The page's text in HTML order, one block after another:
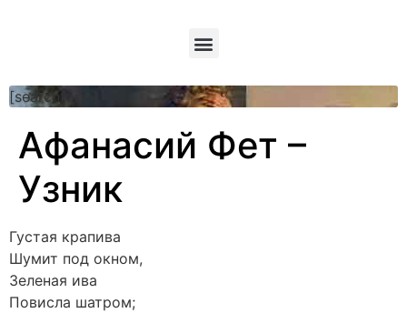
[searchform]
Афанасий Фет –
Узник
Густая крапива
Шумит под окном,
Зеленая ива
Повисла шатром;